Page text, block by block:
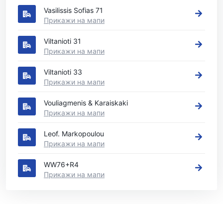
Vasilissis Sofias 71
Прикажи на мапи
Viltanioti 31
Прикажи на мапи
Viltanioti 33
Прикажи на мапи
Vouliagmenis & Karaiskaki
Прикажи на мапи
Leof. Markopoulou
Прикажи на мапи
WW76+R4
Прикажи на мапи